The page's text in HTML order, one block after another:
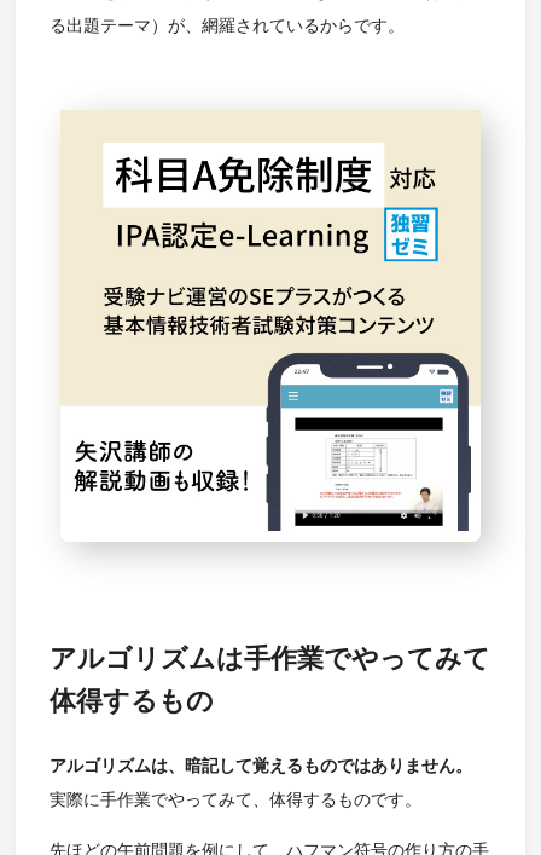
る出題テーマ）が、網羅されているからです。
アルゴリズムは手作業でやってみて
体得するもの
アルゴリズムは、暗記して覚えるものではありません。
実際に手作業でやってみて、体得するものです。
先ほどの午前問題を例にして、ハフマン符号の作り方の手